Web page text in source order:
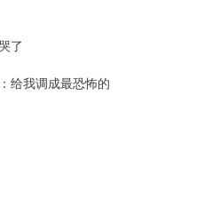
了
给我调成最恐怖的